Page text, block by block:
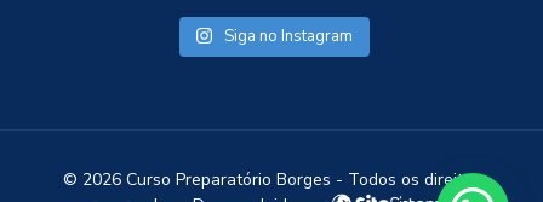
Siga no Instagram
© 2026 Curso Preparatório Borges - Todos os direitos
1